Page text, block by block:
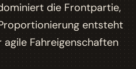
die Frontpartie,
entsteht
Fahreigenschaften